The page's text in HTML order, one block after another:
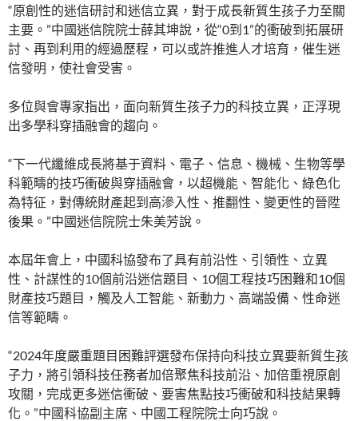
“原創性的迷信研討和迷信立異，對于成長新質生孩子力至關
主要。”中國迷信院院士薛其坤說，從“0到1”的衝破到拓展研
討、再到利用的經過歷程，可以或許推進人才培育，催生迷
信發明，使社會受害。
多位與會專家指出，面向新質生孩子力的科技立異，正浮現
出多學科穿插融會的趨向。
“下一代纖維成長將基于資料、電子、信息、機械、生物等學
科範疇的技巧衝破與穿插融會，以超機能、智能化、綠色化
為特征，對傳統財產起到高滲入性、推翻性、變更性的晉陞
後果。”中國迷信院院士朱美芳說。
本屆年會上，中國科協發布了具有前沿性、引領性、立異
性、計謀性的10個前沿迷信題目、10個工程技巧困難和10個
財產技巧題目，觸及人工智能、新動力、高端設備、性命迷
信等範疇。
“2024年度嚴重題目困難評選發布保持向科技立異要新質生孩
子力，將引領科技任務者加倍聚焦科技前沿、加倍重視原創
攻關，完成更多迷信衝破、要害焦點技巧衝破和科技結果轉
化。”中國科協副主席、中國工程院院士向巧說。